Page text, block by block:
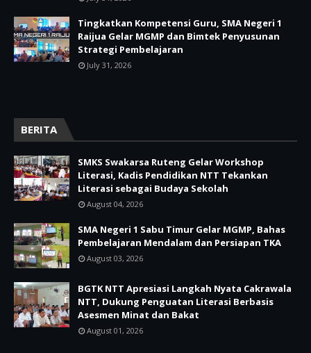
Tingkatkan Kompetensi Guru, SMA Negeri 1
Raijua Gelar MGMP dan Bimtek Penyusunan
Strategi Pembelajaran
July 31, 2026
BERITA
SMKS Swakarsa Ruteng Gelar Workshop
Literasi, Kadis Pendidikan NTT Tekankan
Literasi sebagai Budaya Sekolah
August 04, 2026
SMA Negeri 1 Sabu Timur Gelar MGMP, Bahas
Pembelajaran Mendalam dan Persiapan TKA
August 03, 2026
BGTK NTT Apresiasi Langkah Nyata Cakrawala
NTT, Dukung Penguatan Literasi Berbasis
Asesmen Minat dan Bakat
August 01, 2026